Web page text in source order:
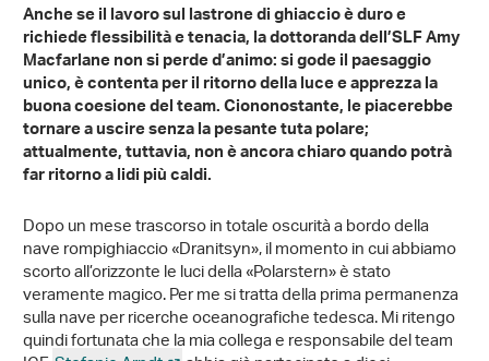
Anche se il lavoro sul lastrone di ghiaccio è duro e
richiede flessibilità e tenacia, la dottoranda dell’SLF Amy
Macfarlane non si perde d’animo: si gode il paesaggio
unico, è contenta per il ritorno della luce e apprezza la
buona coesione del team. Ciononostante, le piacerebbe
tornare a uscire senza la pesante tuta polare;
attualmente, tuttavia, non è ancora chiaro quando potrà
far ritorno a lidi più caldi.
Dopo un mese trascorso in totale oscurità a bordo della
nave rompighiaccio «Dranitsyn», il momento in cui abbiamo
scorto all’orizzonte le luci della «Polarstern» è stato
veramente magico. Per me si tratta della prima permanenza
sulla nave per ricerche oceanografiche tedesca. Mi ritengo
quindi fortunata che la mia collega e responsabile del team